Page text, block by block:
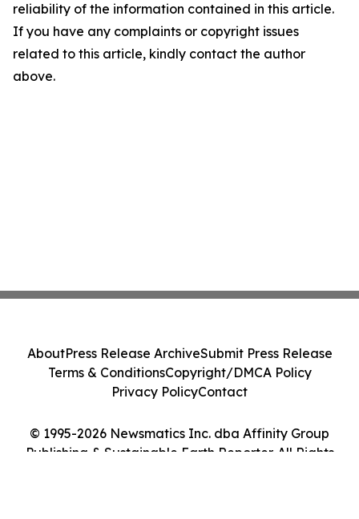
reliability of the information contained in this article.
If you have any complaints or copyright issues
related to this article, kindly contact the author
above.
© 1995-2026 Newsmatics Inc. dba Affinity Group
Publishing & Sustainable Earth Reporter. All Rights
AboutPress Release ArchiveSubmit Press Release
Terms & ConditionsCopyright/DMCA Policy
Privacy PolicyContact